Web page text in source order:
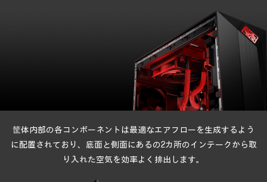
筐体内部の各コンポーネントは最適なエアフローを生成するよう
に配置されており、 底面と側面にあるの2カ所のインテークから取
り入れた空気を効率よく排出します。